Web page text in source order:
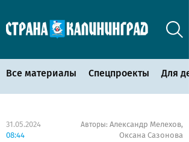
Все материалы Спецпроекты Для
31.05.2024
08:44
Авторы: Александр Мелехов,
Оксана Сазонова